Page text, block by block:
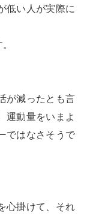
低い人が実際に
が減ったとも言
運動量をいまよ
ではなさそうで
心掛けて、それ